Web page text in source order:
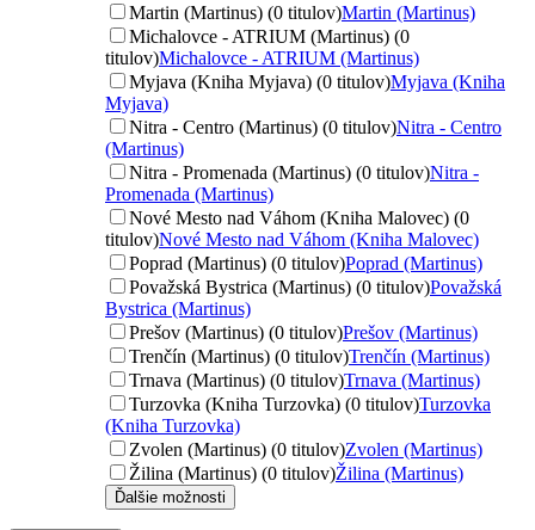
Martin (Martinus) (0 titulov)Martin (Martinus)
Michalovce - ATRIUM (Martinus) (0
titulov)Michalovce - ATRIUM (Martinus)
Myjava (Kniha Myjava) (0 titulov)Myjava (Kniha
Myjava)
Nitra - Centro (Martinus) (0 titulov)Nitra - Centro
(Martinus)
Nitra - Promenada (Martinus) (0 titulov)Nitra -
Promenada (Martinus)
Nové Mesto nad Váhom (Kniha Malovec) (0
titulov)Nové Mesto nad Váhom (Kniha Malovec)
Poprad (Martinus) (0 titulov)Poprad (Martinus)
Považská Bystrica (Martinus) (0 titulov)Považská
Bystrica (Martinus)
Prešov (Martinus) (0 titulov)Prešov (Martinus)
Trenčín (Martinus) (0 titulov)Trenčín (Martinus)
Trnava (Martinus) (0 titulov)Trnava (Martinus)
Turzovka (Kniha Turzovka) (0 titulov)Turzovka
(Kniha Turzovka)
Zvolen (Martinus) (0 titulov)Zvolen (Martinus)
Žilina (Martinus) (0 titulov)Žilina (Martinus)
Ďalšie možnosti